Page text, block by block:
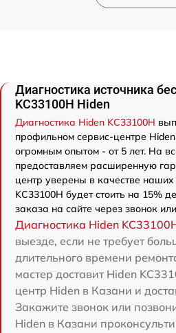
Диагностика источника
KC33100H Hiden
Диагностика Hiden KC33100H
профильном сервис-центре
огромным опытом - от 5 лет. На
предоставляем расширенную
центр уверены в качестве наших
KC33100H будет стоить на 15%
заказа на сайте через звонок
Диагностика Hiden
выезде, если не требует
длительного времени
мастер доставит Hiden
центр Hiden в Казани и
Закажите звонок или
Hiden в Казани